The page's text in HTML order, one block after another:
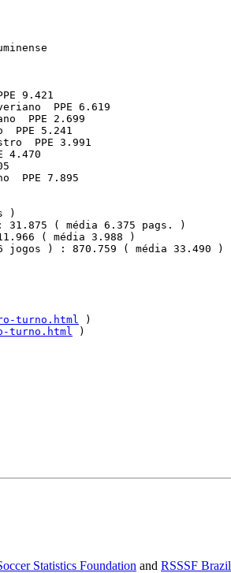
9.421
PPE 6.619
PPE 2.699
PPE 5.241
PPE 3.991
4.470
PPE 7.895
)
31.875 ( média 6.375 pags. )
( média 3.988 )
jogos ) : 870.759 ( média 33.490 )
turno.html
)
turno.html
)
Statistics Foundation and RSSSF Brazil